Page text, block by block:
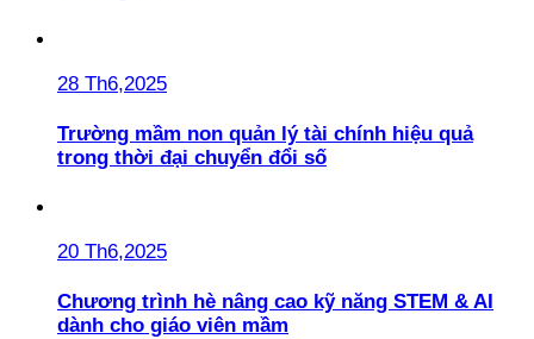
28 Th6,2025
Trường mầm non quản lý tài chính hiệu quả
trong thời đại chuyển đổi số
20 Th6,2025
Chương trình hè nâng cao kỹ năng STEM & AI
dành cho giáo viên mầm